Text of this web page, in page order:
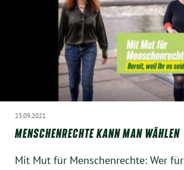
23.09.2021
MENSCHENRECHTE KANN MAN WÄHLEN
Mit Mut für Menschenrechte: Wer für